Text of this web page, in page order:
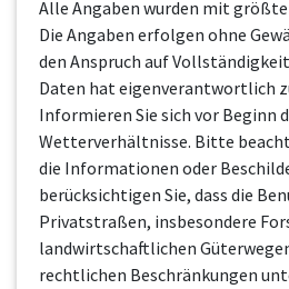
Alle Angaben wurden mit
Die Angaben erfolgen ohne
den Anspruch auf
Daten hat eigenverantwortlich
Informieren Sie sich vor Beginn
Wetterverhältnisse. Bitte
die Informationen oder
berücksichtigen Sie, dass die
Privatstraßen, insbesondere
landwirtschaftlichen
rechtlichen Beschränkungen